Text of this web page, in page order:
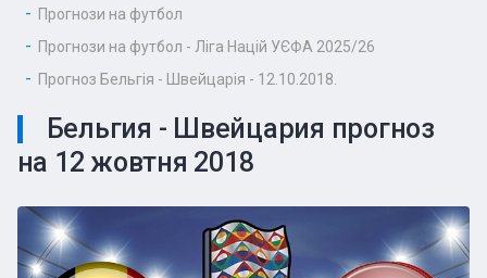
Прогнози на футбол
Прогнози на футбол - Ліга Націй УЄФА 2025/26
Прогноз Бельгія - Швейцарія - 12.10.2018.
Бельгия - Швейцария прогноз
на 12 жовтня 2018